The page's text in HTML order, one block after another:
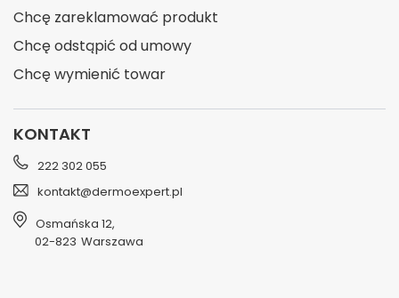
Chcę zareklamować produkt
Chcę odstąpić od umowy
Chcę wymienić towar
KONTAKT
222 302 055
kontakt@dermoexpert.pl
Osmańska 12,
02-823 Warszawa